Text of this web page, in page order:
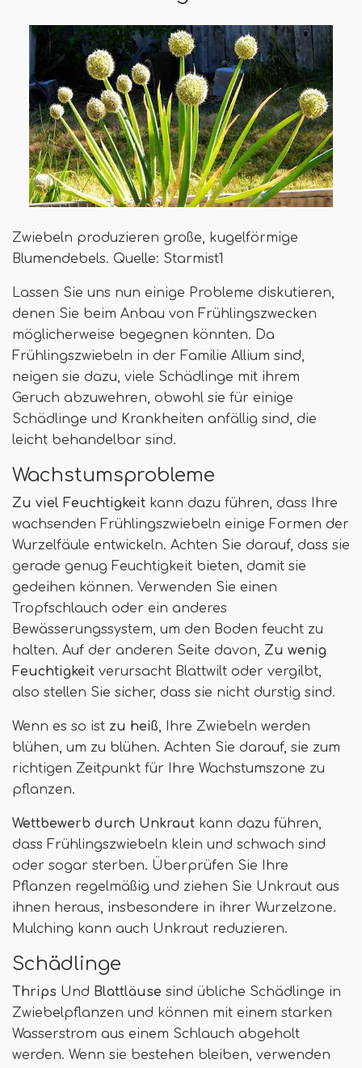
Zwiebeln produzieren große, kugelförmige
Blumendebels. Quelle: Starmist1
Lassen Sie uns nun einige Probleme diskutieren,
denen Sie beim Anbau von Frühlingszwecken
möglicherweise begegnen könnten. Da
Frühlingszwiebeln in der Familie Allium sind,
neigen sie dazu, viele Schädlinge mit ihrem
Geruch abzuwehren, obwohl sie für einige
Schädlinge und Krankheiten anfällig sind, die
leicht behandelbar sind.
Wachstumsprobleme
Zu viel Feuchtigkeit kann dazu führen, dass Ihre
wachsenden Frühlingszwiebeln einige Formen der
Wurzelfäule entwickeln. Achten Sie darauf, dass sie
gerade genug Feuchtigkeit bieten, damit sie
gedeihen können. Verwenden Sie einen
Tropfschlauch oder ein anderes
Bewässerungssystem, um den Boden feucht zu
halten. Auf der anderen Seite davon, Zu wenig
Feuchtigkeit verursacht Blattwilt oder vergilbt,
also stellen Sie sicher, dass sie nicht durstig sind.
Wenn es so ist zu heiß, Ihre Zwiebeln werden
blühen, um zu blühen. Achten Sie darauf, sie zum
richtigen Zeitpunkt für Ihre Wachstumszone zu
pflanzen.
Wettbewerb durch Unkraut kann dazu führen,
dass Frühlingszwiebeln klein und schwach sind
oder sogar sterben. Überprüfen Sie Ihre
Pflanzen regelmäßig und ziehen Sie Unkraut aus
ihnen heraus, insbesondere in ihrer Wurzelzone.
Mulching kann auch Unkraut reduzieren.
Schädlinge
Thrips Und Blattläuse sind übliche Schädlinge in
Zwiebelpflanzen und können mit einem starken
Wasserstrom aus einem Schlauch abgeholt
werden. Wenn sie bestehen bleiben, verwenden